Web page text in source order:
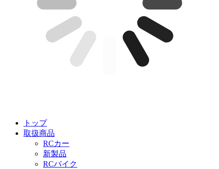
トップ
取扱商品
RCカー
新製品
RCバイク